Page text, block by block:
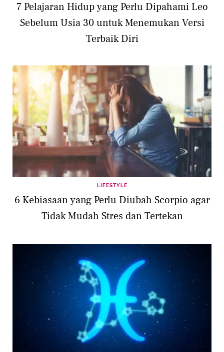
7 Pelajaran Hidup yang Perlu Dipahami Leo
Sebelum Usia 30 untuk Menemukan Versi
Terbaik Diri
LIFESTYLE
6 Kebiasaan yang Perlu Diubah Scorpio agar
Tidak Mudah Stres dan Tertekan